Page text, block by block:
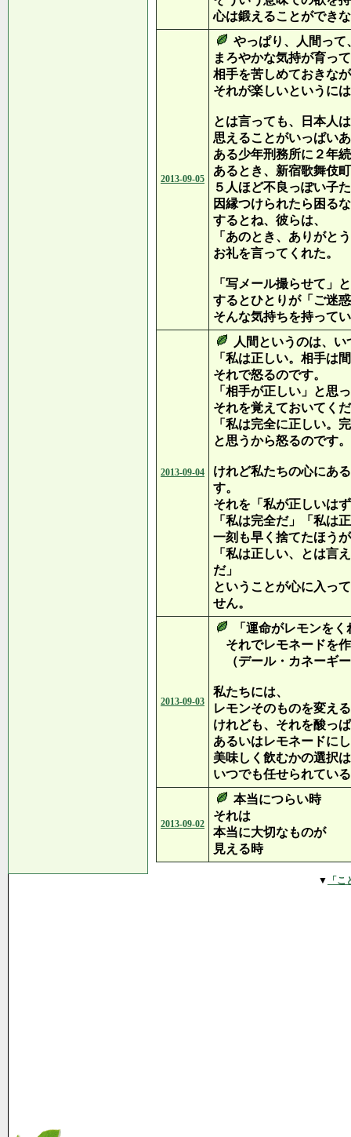
心は鍛えることができ
2013-09-05
やっぱり、人間って
まろやかな気持が育っ
相手を苦しめておきな
それが楽しいというに
とは言っても、日本人
思えることがいっぱい
ある少年刑務所に２年
あるとき、新宿歌舞伎
５人ほど不良っぽい子
因縁つけられたら困る
するとね、彼らは、
「あのとき、ありがと
お礼を言ってくれた。
「写メール撮らせて」
するとひとりが「ご迷
そんな気持ちを持って
2013-09-04
人間というのは、い
「私は正しい。相手は
それで怒るのです。
「相手が正しい」と思
それを覚えておいてく
「私は完全に正しい。
と思うから怒るのです
けれど私たちの心にあ
す。
それを「私が正しいは
「私は完全だ」「私は
一刻も早く捨てたほう
「私は正しい、とは言
だ」
ということが心に入っ
せん。
2013-09-03
「運命がレモンをく
それでレモネードを
（デール・カネーギ
私たちには、
レモンそのものを変え
けれども、それを酸っ
あるいはレモネードに
美味しく飲むかの選択
いつでも任せられてい
2013-09-02
本当につらい時
それは
本当に大切なものが
見える時
▼ 「